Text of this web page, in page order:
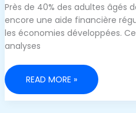
Près de 40% des adultes âgés
encore une aide financière
les économies développées.
analyses
ÊTRE
ET
FINANCIÈREMENT
READ MORE »